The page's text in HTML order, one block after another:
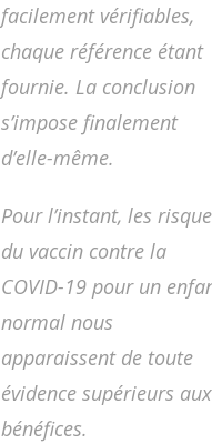
facilement vérifiables,
chaque référence étant
fournie. La conclusion
s’impose finalement
d’elle-même.
Pour l’instant, les
du vaccin contre la
COVID-19 pour un
normal nous
apparaissent de toute
évidence supérieurs aux
bénéfices.